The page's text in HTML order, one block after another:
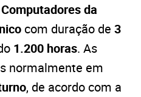
da
com duração de 3
1.200 horas. As
normalmente em
, de acordo com a